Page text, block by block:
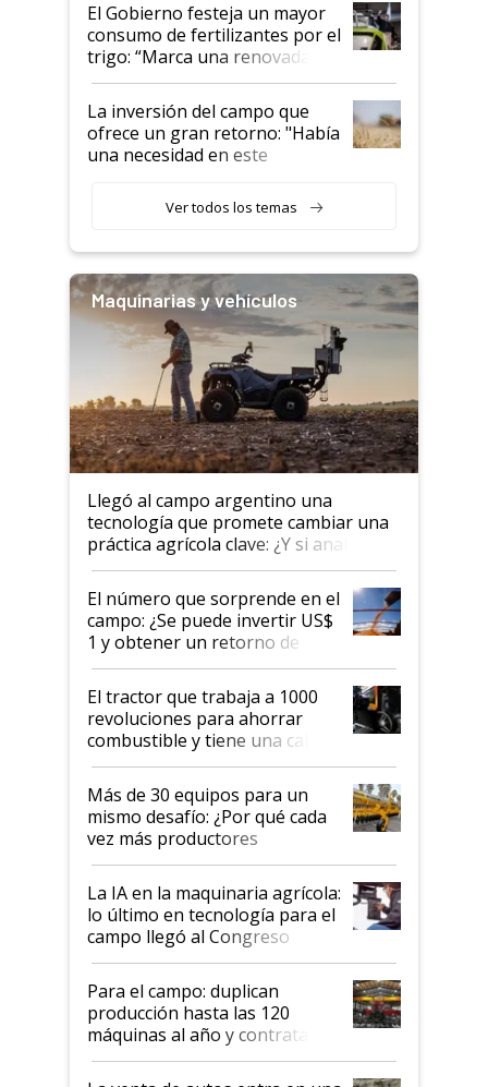
El Gobierno festeja un mayor
consumo de fertilizantes por el
trigo: “Marca una renovada
confianza de los productores”
La inversión del campo que
ofrece un gran retorno: "Había
una necesidad en este
Ver todos los temas
Maquinarias y vehículos
Llegó al campo argentino una
tecnología que promete cambiar una
práctica agrícola clave: ¿Y si analizar
el suelo fuera tan simple como
apretar un botón?
El número que sorprende en el
campo: ¿Se puede invertir US$
1 y obtener un retorno de
hasta US$ 10 en agricultura?
El tractor que trabaja a 1000
revoluciones para ahorrar
combustible y tiene una cabina
que parece una computadora:
lo último en el mundo,
disponible en Argentina
Más de 30 equipos para un
mismo desafío: ¿Por qué cada
vez más productores
incorporan fertilizante bajo
tierra?
La IA en la maquinaria agrícola:
lo último en tecnología para el
campo llegó al Congreso
Aapresid 2026
Para el campo: duplican
producción hasta las 120
máquinas al año y contratan
especialistas de la industria
automotriz para lograrlo